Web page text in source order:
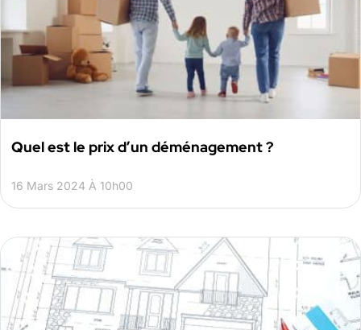
Quel est le prix d’un déménagement ?
16 Mars 2024 À 10h00